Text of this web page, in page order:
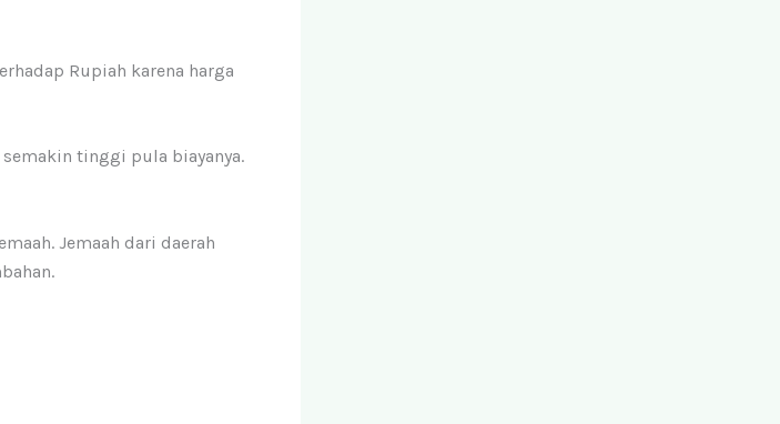
Rupiah karena harga
tinggi pula biayanya.
Jemaah dari daerah